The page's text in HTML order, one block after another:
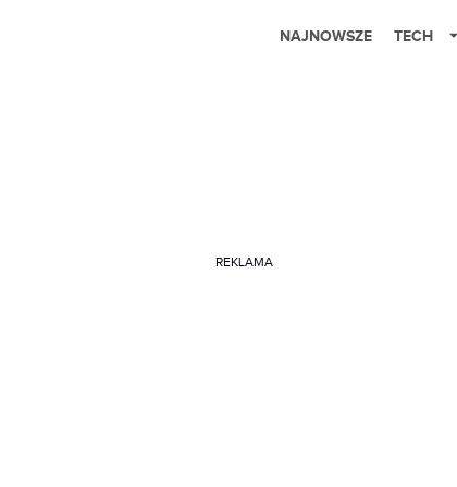
NAJNOWSZE TECH
REKLAMA